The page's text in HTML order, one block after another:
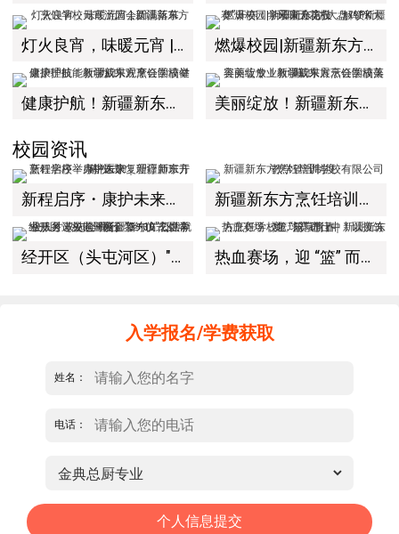
灯火良宵，味暖元宵 | 新疆新东方烹饪学校元宵游园会圆满落幕 燃爆校园|新疆新东方“大盘鸡PK大赛”开赛！学子同台竞技，解锁新疆风味天花板
健康护航！新疆新东方烹饪学校健康护理技能教学成果观摩会圆满举办！ 美丽绽放！新疆新东方烹饪学校美容美妆专业教学成果展示会圆满落幕！
校园资讯
新程启序・康护未来｜新疆新东方烹饪学校举办中医康复理疗师班开幕仪式！ 新疆新东方烹饪培训学校有限公司教学管理制度
经开区（头屯河区）"3+10"公共就业服务进校园暨新疆新东方烹饪学校人才双选会+校企签约仪式圆满举行 热血赛场，迎 “篮” 而上｜新疆新东方烹饪学校篮球赛进行中！以技筑梦，乐享青春
入学报名/学费获取
姓名：
电话：